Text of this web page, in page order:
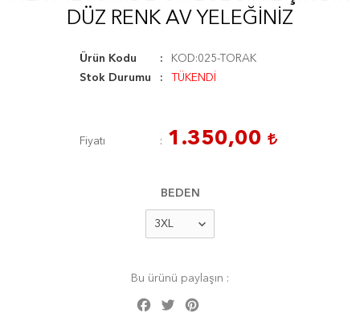
DÜZ RENK AV YELEĞİNİZ
Ürün Kodu
KOD:025-TORAK
Stok Durumu
TÜKENDİ
Fiyatı 1.350,00
BEDEN
Bu ürünü paylaşın :
Facebook
Twitter